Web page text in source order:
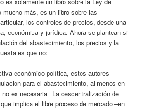
mucho más, es un libro sobre las
los controles de precios, desde una
económica y jurídica. Ahora se plantean si
del abastecimiento, los precios y la
es que no:
económico-política, estos autores
para el abastecimiento, al menos en
es necesaria. La descentralización de
implica el libre proceso de mercado –en